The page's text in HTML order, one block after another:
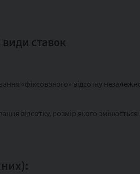
ставок
«фіксованого» відсотку
відсотку, розмір якого